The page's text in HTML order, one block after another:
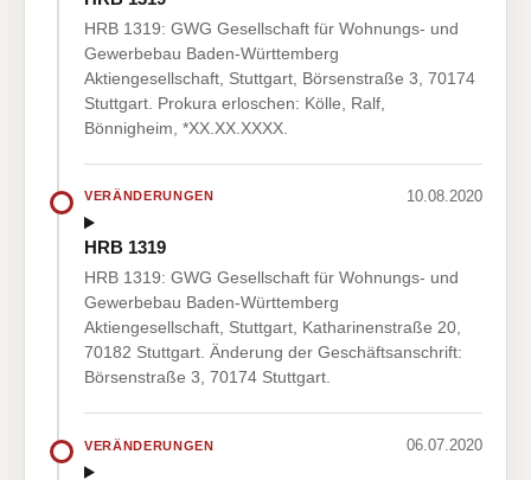
HRB 1319: GWG Gesellschaft für Wohnungs- und
Gewerbebau Baden-Württemberg
Aktiengesellschaft, Stuttgart, Börsenstraße 3, 70174
Stuttgart. Prokura erloschen: Kölle, Ralf,
Bönnigheim, *XX.XX.XXXX.
VERÄNDERUNGEN 10.08.2020
HRB 1319
HRB 1319: GWG Gesellschaft für Wohnungs- und
Gewerbebau Baden-Württemberg
Aktiengesellschaft, Stuttgart, Katharinenstraße 20,
70182 Stuttgart. Änderung der Geschäftsanschrift:
Börsenstraße 3, 70174 Stuttgart.
VERÄNDERUNGEN 06.07.2020